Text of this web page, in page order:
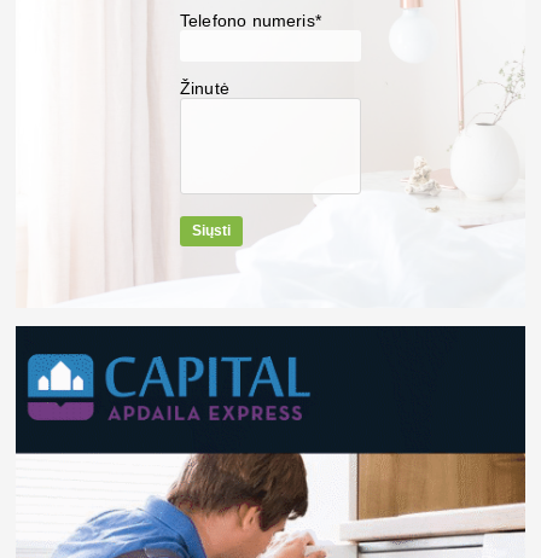
Telefono numeris*
Žinutė
Siųsti